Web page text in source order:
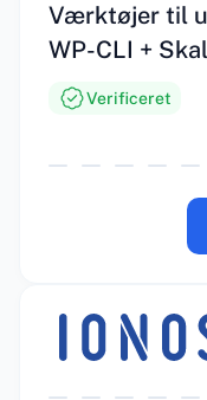
Værktøjer til
WP-CLI +
Verificeret